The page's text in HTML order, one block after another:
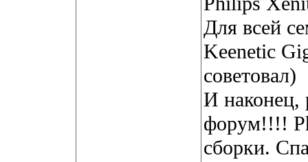
Для всей
Keenetic
советовал)
И наконец,
форум!!!!
сборки.